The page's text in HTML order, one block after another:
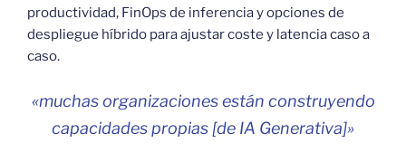
productividad, FinOps de inferencia y opciones de
despliegue híbrido para ajustar coste y latencia caso a
caso.
«muchas organizaciones están construyendo
capacidades propias [de IA Generativa]»